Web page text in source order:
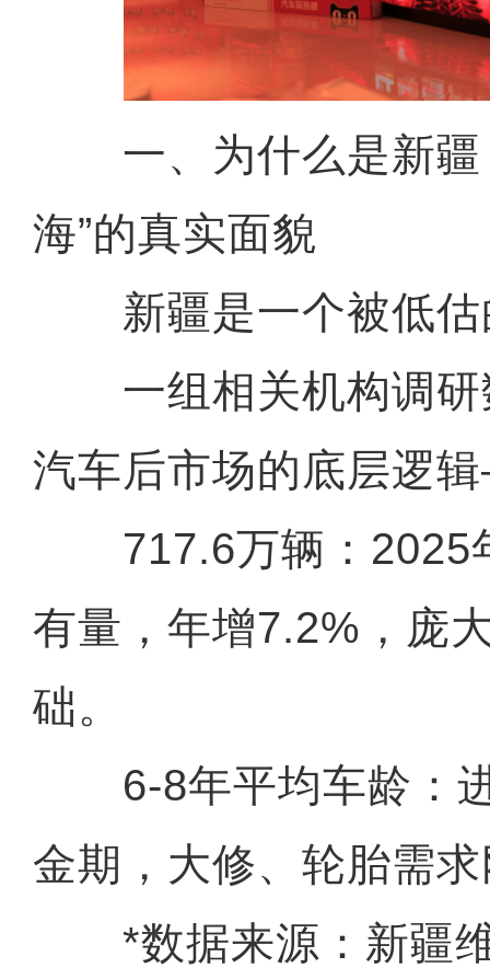
一、为什么是新疆
海”的真实面貌
新疆是一个被低估
一组相关机构调研
汽车后市场的底层逻
717.6万辆：2025
有量，年增7.2%，庞
础。
6-8年平均车龄：
金期，大修、轮胎需
*数据来源：新疆维